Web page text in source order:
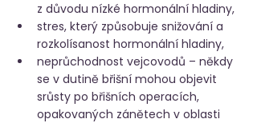
z důvodu nízké hormonální hladiny,
stres, který způsobuje snižování a
rozkolísanost hormonální hladiny,
neprůchodnost vejcovodů – někdy
se v dutině břišní mohou objevit
srůsty po břišních operacích,
opakovaných zánětech v oblasti